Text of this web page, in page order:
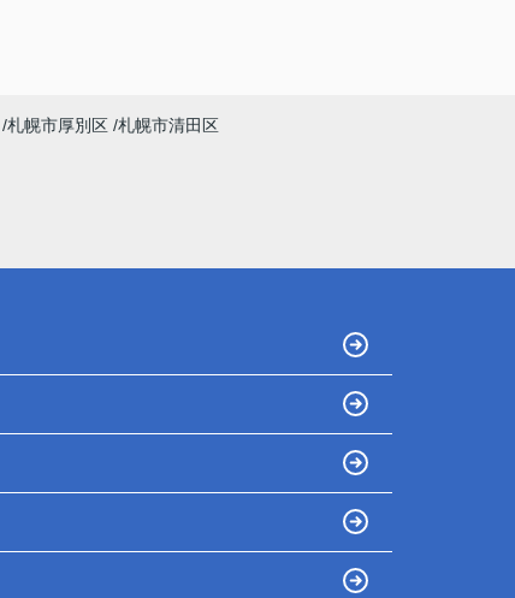
札幌市厚別区 札幌市清田区